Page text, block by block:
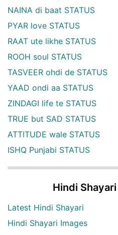
NAINA di baat STATUS
PYAR love STATUS
RAAT ute likhe STATUS
ROOH soul STATUS
TASVEER ohdi de STATUS
YAAD ondi aa STATUS
ZINDAGI life te STATUS
TRUE but SAD STATUS
ATTITUDE wale STATUS
ISHQ Punjabi STATUS
Hindi
Latest Hindi Shayari
Hindi Shayari Images